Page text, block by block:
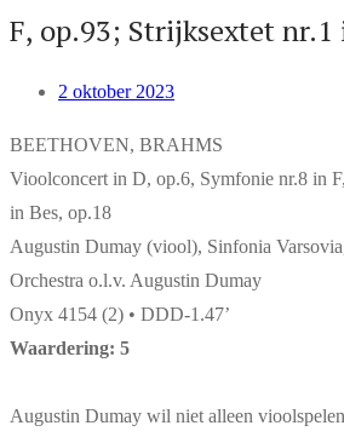
F, op.93; Strijksextet nr.1
2 oktober 2023
BEETHOVEN, BRAHMS
Vioolconcert in D, op.6, Symfonie nr.8 in
in Bes, op.18
Augustin Dumay (viool), Sinfonia
Orchestra o.l.v. Augustin Dumay
Onyx 4154 (2) • DDD-1.47’
Waardering: 5
Augustin Dumay wil niet alleen